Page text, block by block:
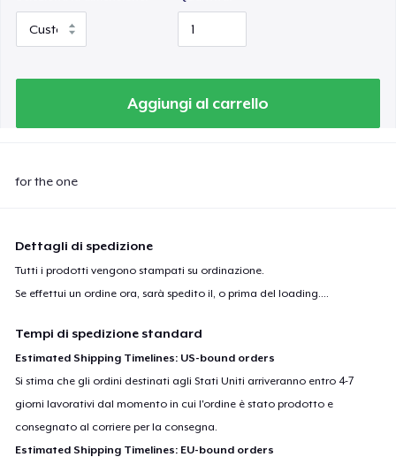
Aggiungi al carrello
for the one
Dettagli di spedizione
Tutti i prodotti vengono stampati su ordinazione.
Se effettui un ordine ora, sarà spedito il, o prima delloading....
Tempi di spedizione standard
Estimated Shipping Timelines: US-bound orders
Si stima che gli ordini destinati agli Stati Uniti arriveranno entro 4-7
giorni lavorativi dal momento in cui l'ordine è stato prodotto e
consegnato al corriere per la consegna.
Estimated Shipping Timelines: EU-bound orders